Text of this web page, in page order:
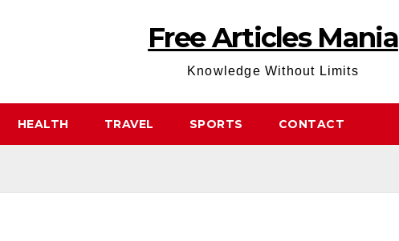
Free Articles Mania
Knowledge Without Limits
HEALTH TRAVEL SPORTS CONTACT